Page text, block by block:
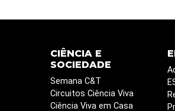
CIÊNCIA E
SOCIEDADE
Semana C&T
Circuitos Ciência Viva
Ciência Viva em Casa